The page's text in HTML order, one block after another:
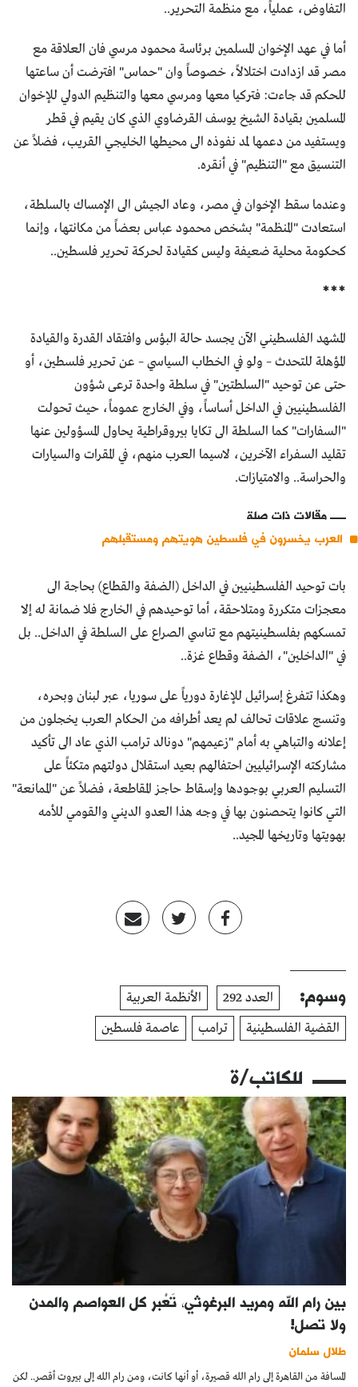
التفاوض، عملياً، مع منظمة التحرير..
أما في عهد الإخوان المسلمين برئاسة محمود مرسي فان العلاقة مع
مصر قد ازدادت اختلالاً، خصوصاً وان "حماس" افترضت أن ساعتها
للحكم قد جاءت: فتركيا معها ومرسي معها والتنظيم الدولي للإخوان
المسلمين بقيادة الشيخ يوسف القرضاوي الذي كان يقيم في قطر
ويستفيد من دعمها لمد نفوذه الى محيطها الخليجي القريب، فضلاً عن
التنسيق مع "التنظيم" في أنقره.
وعندما سقط الإخوان في مصر، وعاد الجيش الى الإمساك بالسلطة،
استعادت "المنظمة" بشخص محمود عباس بعضاً من مكانتها، وإنما
كحكومة محلية ضعيفة وليس كقيادة لحركة تحرير فلسطين..
***
المشهد الفلسطيني الآن يجسد حالة البؤس وافتقاد القدرة والقيادة
المؤهلة للتحدث – ولو في الخطاب السياسي – عن تحرير فلسطين، أو
حتى عن توحيد "السلطتين" في سلطة واحدة ترعى شؤون
الفلسطينيين في الداخل أساساً، وفي الخارج عموماً، حيث تحولت
"السفارات" كما السلطة الى تكايا بيروقراطية يحاول المسؤولين عنها
تقليد السفراء الآخرين، لاسيما العرب منهم، في المقرات والسيارات
والحراسة.. والامتيازات.
مقالات ذات صلة
العرب يخسرون في فلسطين هويتهم ومستقبلهم
بات توحيد الفلسطينيين في الداخل (الضفة والقطاع) بحاجة الى
معجزات متكررة ومتلاحقة، أما توحيدهم في الخارج فلا ضمانة له إلا
تمسكهم بفلسطينيتهم مع تناسي الصراع على السلطة في الداخل.. بل
في "الداخلين"، الضفة وقطاع غزة..
وهكذا تتفرغ إسرائيل للإغارة دورياً على سوريا، عبر لبنان وبحره،
وتنسج علاقات تحالف لم يعد أطرافه من الحكام العرب يخجلون من
إعلانه والتباهي به أمام "زعيمهم" دونالد ترامب الذي عاد الى تأكيد
مشاركته الإسرائيليين احتفالهم بعيد استقلال دولتهم متكئاً على
التسليم العربي بوجودها وإسقاط حاجز المقاطعة، فضلاً عن "الممانعة"
التي كانوا يتحصنون بها في وجه هذا العدو الديني والقومي للأمه
بهويتها وتاريخها المجيد..
وسوم: العدد 292
الأنظمة العربية
القضية الفلسطينية
ترامب عاصمة فلسطين
للكاتب/ة
بين رام الله ومريد البرغوثي، تَعْبر كل العواصم والمدن
ولا تصل!
طلال سلمان
المسافة من القاهرة إلى رام الله قصيرة، أو أنها كانت، ومن رام الله إلى بيروت أقصر.. لكن